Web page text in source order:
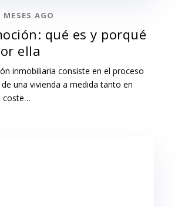
MESES AGO
qué es y porqué
ella
inmobiliaria consiste en el proceso
una vivienda a medida tanto en
coste…